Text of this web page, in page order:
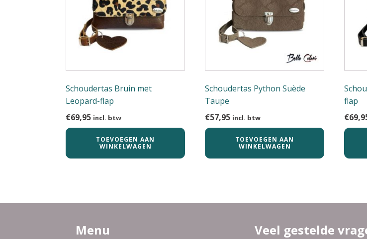
Schoudertas Bruin met
Leopard-flap
€69,95 incl. btw
TOEVOEGEN AAN
WINKELWAGEN
Schoudertas Python Suède
Taupe
€57,95 incl. btw
TOEVOEGEN AAN
WINKELWAGEN
flap
€
Menu Veel gestelde